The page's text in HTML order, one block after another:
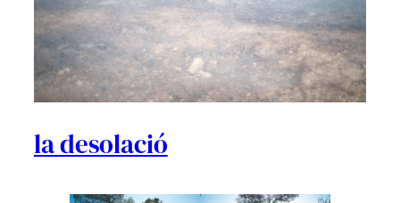
la desolació